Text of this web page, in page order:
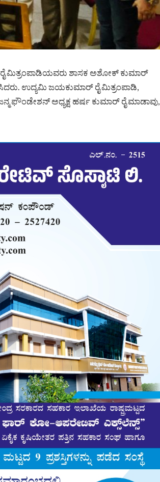
ರೈ ಮಿತ್ರಂಪಾಡಿಯವರು ಶಾಸಕ ಅಶೋಕ್ ಕುಮಾರ್
ಉದ್ಯಮಿ ಜಯಕುಮಾರ್ ರೈ ಮಿತ್ರಂಪಾಡಿ,
ಫೌಂಡೇಶನ್ ಅಧ್ಯಕ್ಷ ಹರ್ಷ ಕುಮಾರ್ ರೈ ಮಾಡಾವು,